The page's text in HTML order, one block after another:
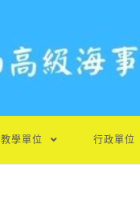
教學單位 行政單位